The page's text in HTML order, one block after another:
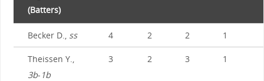
(Batters)
Becker D., ss 4 2 2 1
Theissen Y.,
3b- 1b
3 2 3 1